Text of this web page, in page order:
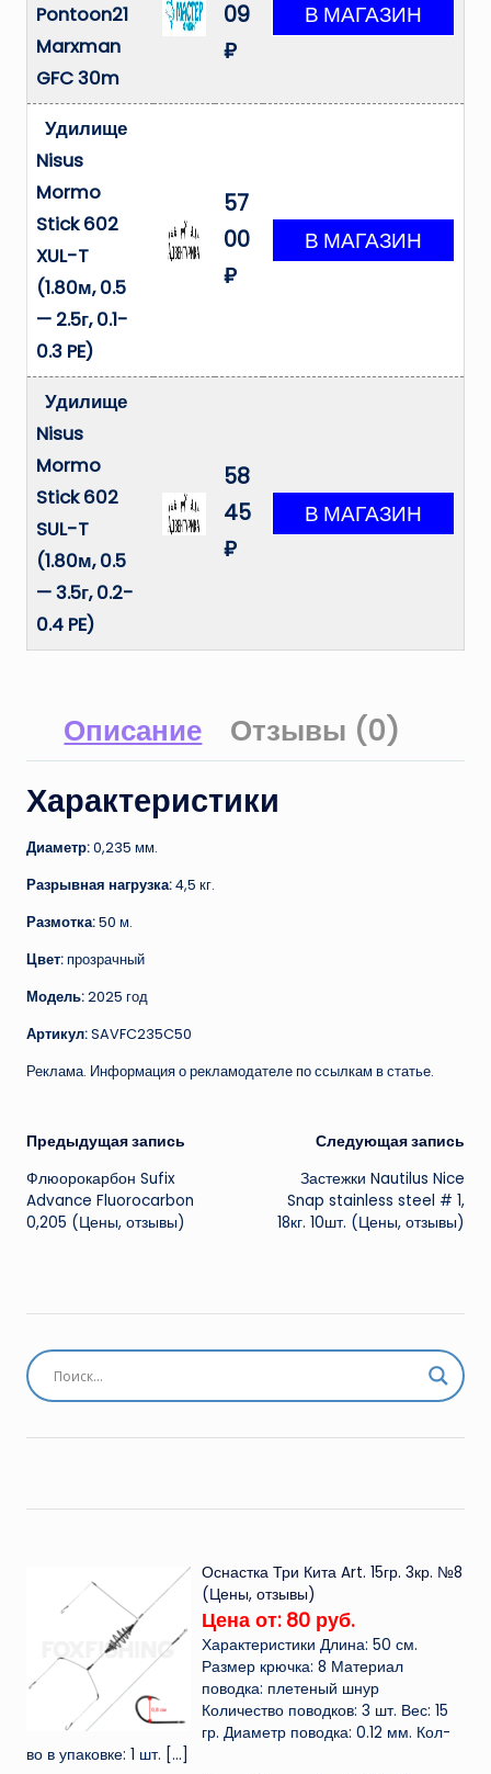
Pontoon21
Marxman
GFC 30m
09
₽
Удилище
Nisus
Mormo
Stick 602
XUL-T
(1.80м, 0.5
— 2.5г, 0.1-
0.3 PE)
57
00
₽
Удилище
Nisus
Mormo
Stick 602
SUL-T
(1.80м, 0.5
— 3.5г, 0.2-
0.4 PE)
58
45
₽
Описание Отзывы (0)
Характеристики
Диаметр:0,235 мм.
Разрывная нагрузка:4,5 кг.
Размотка:50 м.
Цвет:прозрачный
Модель:2025 год
Артикул:SAVFC235C50
Реклама. Информация о рекламодателе по ссылкам в статье.
Навигация
записи
Предыдущая запись
Флюорокарбон Sufix
Advance Fluorocarbon
0,205 (Цены, отзывы)
Следующая запись
Застежки Nautilus Nice
Snap stainless steel # 1,
18кг. 10шт. (Цены, отзывы)
Оснастка Три Кита Art. 15гр. 3кр. №8
(Цены, отзывы)
Цена от: 80 руб.
Характеристики Длина: 50 см.
Размер крючка: 8 Материал
поводка: плетеный шнур
Количество поводков: 3 шт. Вес: 15
гр. Диаметр поводка: 0.12 мм. Кол-
во в упаковке: 1 шт. […]